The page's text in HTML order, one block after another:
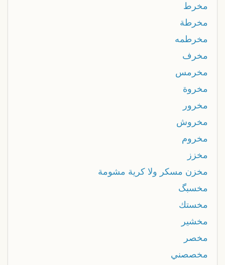
مخرط
مخرطة
مخرطمه
مخرف
مخرمس
مخروة
مخرور
مخروش
مخروم
مخزز
مخزن مسكر ولا كرية مشومة
مخسبگ
مخستك
مخشير
مخصر
مخصصني